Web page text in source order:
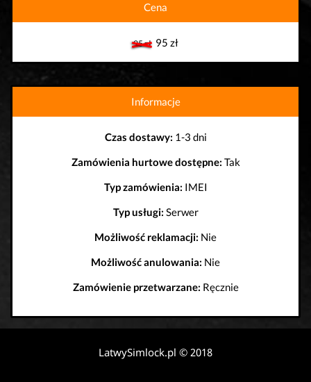
Cena
95 zł95 zł
Informacje
Czas dostawy: 1-3 dni
Zamówienia hurtowe dostępne: Tak
Typ zamówienia: IMEI
Typ usługi: Serwer
Możliwość reklamacji: Nie
Możliwość anulowania: Nie
Zamówienie przetwarzane: Ręcznie
LatwySimlock.pl © 2018